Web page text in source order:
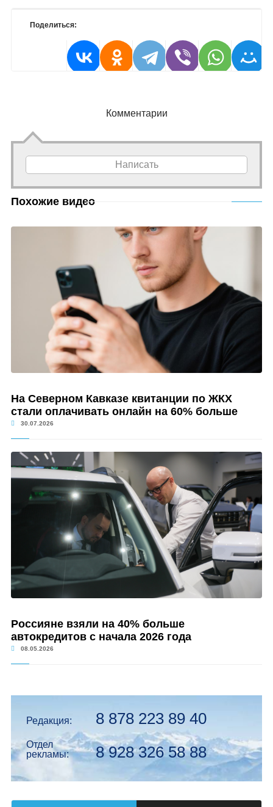
Поделиться:
Комментарии
Написать
Похожие видео
На Северном Кавказе квитанции по ЖКХ
стали оплачивать онлайн на 60% больше
30.07.2026
Россияне взяли на 40% больше
автокредитов с начала 2026 года
08.05.2026
Редакция: 8 878 223 89 40
Отдел
рекламы:
8 928 326 58 88